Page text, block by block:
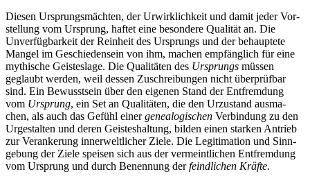
Diesen Ursprungs­mäch­ten, der Urwirk­lich­keit und damit jeder Vor­
stel­lung vom Ursprung, haftet eine beson­dere Qua­li­tät an. Die
Unver­füg­bar­keit der Rein­heit des Ursprungs und der behaup­tete
Mangel im Geschie­den­s­ein von ihm, machen emp­fäng­lich für eine
mythi­sche Geis­tes­lage. Die Qua­li­tä­ten des Ursprungs müssen
geglaubt werden, weil dessen Zuschrei­bun­gen nicht über­prüf­bar
sind. Ein Bewusst­sein über den eigenen Stand der Ent­frem­dung
vom Ursprung, ein Set an Qua­li­tä­ten, die den Urzu­stand aus­ma­
chen, als auch das Gefühl einergenea­lo­gi­schen Ver­bin­dung zu den
Urge­stal­ten und deren Geis­tes­hal­tung, bilden einen starken Antrieb
zur Ver­an­ke­rung inner­welt­li­cher Ziele. Die Legi­ti­ma­tion und Sinn­
ge­bung der Ziele speisen sich aus der ver­meint­li­chen Ent­frem­dung
vom Ursprung und durch Benen­nung derfeind­li­chen Kräfte.